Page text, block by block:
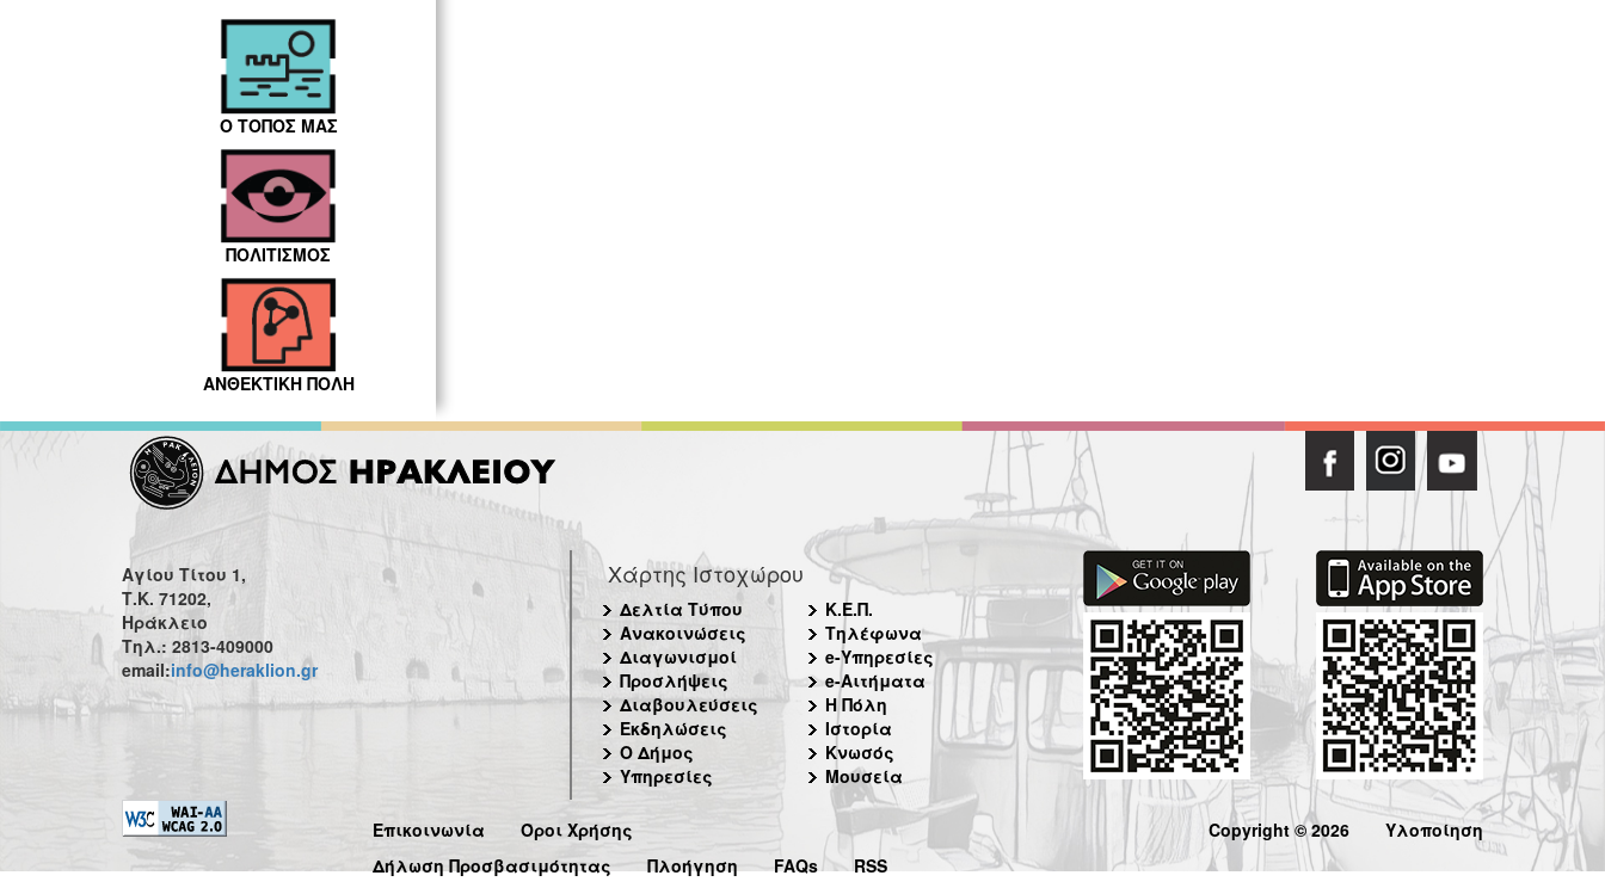
Ο ΤΟΠΟΣ ΜΑΣ
ΠΟΛΙΤΙΣΜΟΣ
ΑΝΘΕΚΤΙΚΗ ΠΟΛΗ
Αγίου Τίτου 1,
Τ.Κ. 71202,
Ηράκλειο
Τηλ.: 2813-409000
email:info@heraklion.gr
Χάρτης Ιστοχώρου
Δελτία Τύπου
Ανακοινώσεις
Διαγωνισμοί
Προσλήψεις
Διαβουλεύσεις
Εκδηλώσεις
Ο Δήμος
Υπηρεσίες
Κ.Ε.Π.
Τηλέφωνα
e-Υπηρεσίες
e-Αιτήματα
Η Πόλη
Ιστορία
Κνωσός
Μουσεία
Επικοινωνία
Όροι Χρήσης
Δήλωση Προσβασιμότητας
Πλοήγηση FAQs RSS
Copyright © 2026 Υλοποίηση